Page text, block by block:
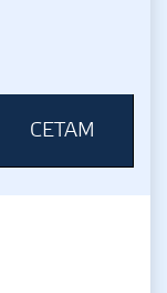
СЕТАМ